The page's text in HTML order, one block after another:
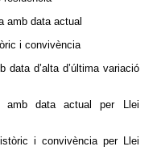
amb data actual
i convivència
data d’alta d’última variació
amb data actual per Llei
i convivència per Llei